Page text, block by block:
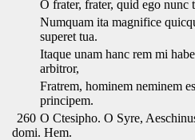
O frater, frater, quid ego nunc
Numquam ita magnifice
superet tua.
Itaque unam hanc rem mi
arbitror,
Fratrem, hominem neminem
principem.
260 O Ctesipho. O Syre,
domi. Hem.